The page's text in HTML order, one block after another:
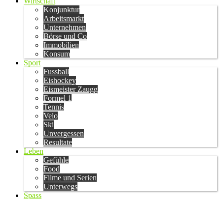
Konjunktur
Arbeitsmarkt
Unternehmen
Börse und Co
Immobilien
Konsum
Sport
Fussball
Eishockey
Eismeister Zaugg
Formel 1
Tennis
Velo
Ski
Unvergessen
Resultate
Leben
Gefühle
Food
Filme und Serien
Unterwegs
Spass